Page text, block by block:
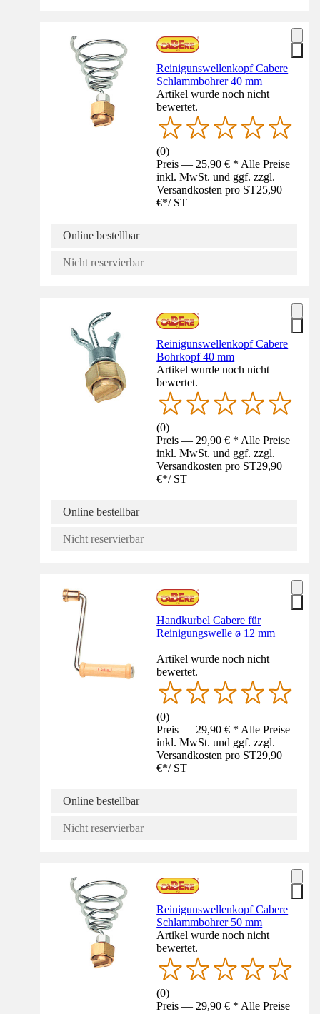
Reinigunswellenkopf Cabere
Schlammbohrer 40 mm
Artikel wurde noch nicht
bewertet.
(0)
Preis — 25,90 € * Alle Preise
inkl. MwSt. und ggf. zzgl.
Versandkosten pro ST25,90
€*/ ST
Online bestellbar
Nicht reservierbar
Reinigunswellenkopf Cabere
Bohrkopf 40 mm
Artikel wurde noch nicht
bewertet.
(0)
Preis — 29,90 € * Alle Preise
inkl. MwSt. und ggf. zzgl.
Versandkosten pro ST29,90
€*/ ST
Online bestellbar
Nicht reservierbar
Handkurbel Cabere für
Reinigungswelle ø 12 mm
Artikel wurde noch nicht
bewertet.
(0)
Preis — 29,90 € * Alle Preise
inkl. MwSt. und ggf. zzgl.
Versandkosten pro ST29,90
€*/ ST
Online bestellbar
Nicht reservierbar
Reinigunswellenkopf Cabere
Schlammbohrer 50 mm
Artikel wurde noch nicht
bewertet.
(0)
Preis — 29,90 € * Alle Preise